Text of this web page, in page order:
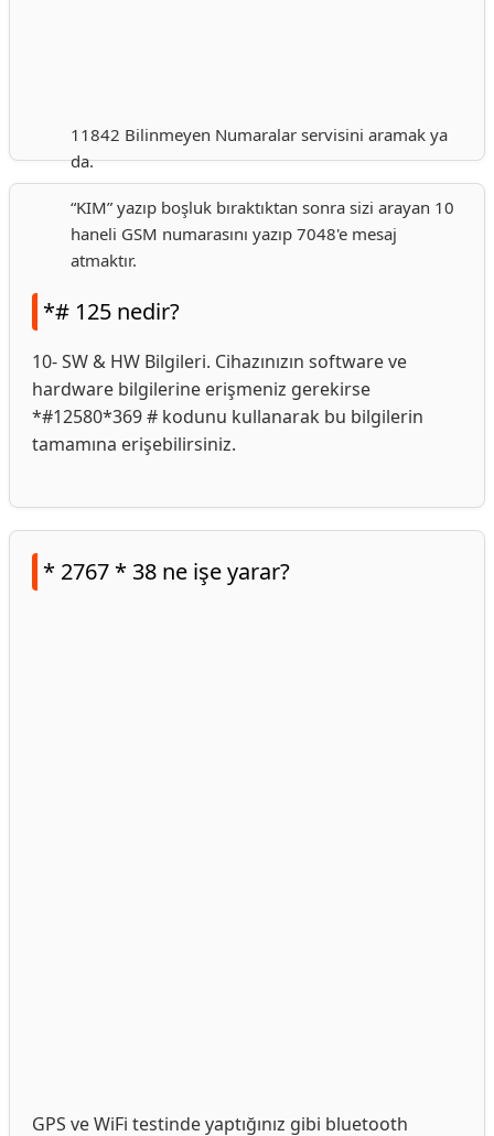
11842 Bilinmeyen Numaralar servisini aramak ya
da.
“KIM” yazıp boşluk bıraktıktan sonra sizi arayan 10
haneli GSM numarasını yazıp 7048'e mesaj
atmaktır.
*# 125 nedir?
10- SW & HW Bilgileri. Cihazınızın software ve
hardware bilgilerine erişmeniz gerekirse
*#12580*369 # kodunu kullanarak bu bilgilerin
tamamına erişebilirsiniz.
* 2767 * 38 ne işe yarar?
GPS ve WiFi testinde yaptığınız gibi bluetooth